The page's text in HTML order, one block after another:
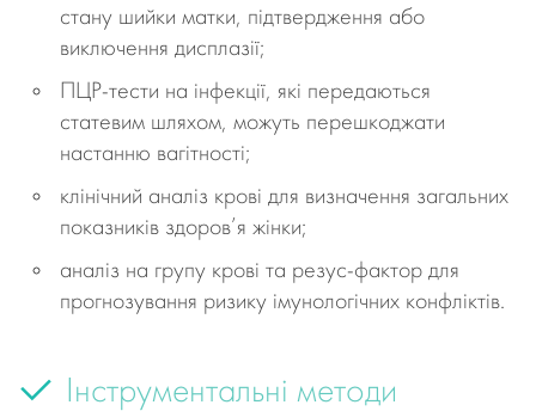
стану шийки матки, підтвердження або
виключення дисплазії;
ПЦР-тести на інфекції, які передаються
статевим шляхом, можуть перешкоджати
настанню вагітності;
клінічний аналіз крові для визначення загальних
показників здоров’я жінки;
аналіз на групу крові та резус-фактор для
прогнозування ризику імунологічних конфліктів.
Інструментальні методи